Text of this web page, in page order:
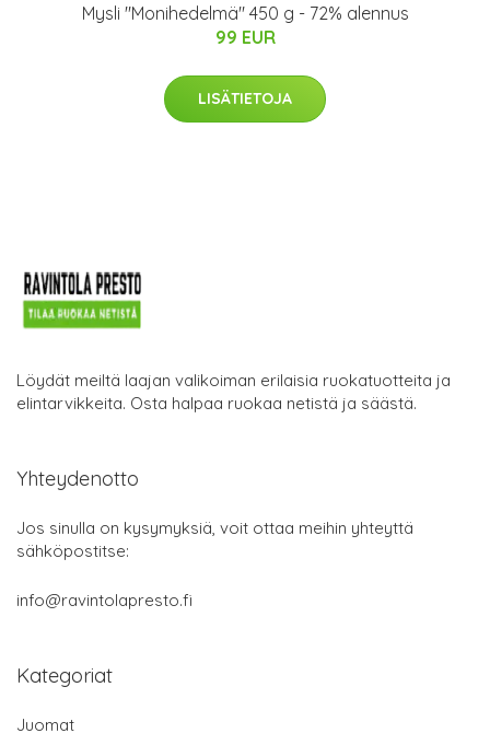
Mysli "Monihedelmä" 450 g - 72% alennus
99 EUR
LISÄTIETOJA
Löydät meiltä laajan valikoiman erilaisia ruokatuotteita ja
elintarvikkeita. Osta halpaa ruokaa netistä ja säästä.
Yhteydenotto
Jos sinulla on kysymyksiä, voit ottaa meihin yhteyttä
sähköpostitse:
info@ravintolapresto.fi
Kategoriat
Juomat